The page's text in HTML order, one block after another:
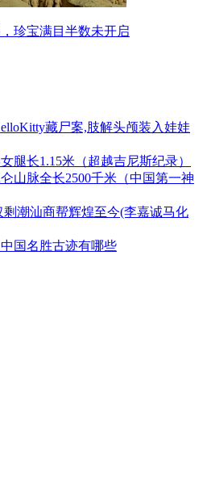
珍宝满目半数未开启
藏尸案,肢解头颅装入娃娃
腿长1.15米（超越吉尼斯纪录）
山脉全长2500千米（中国第一神
潮汕商帮辉煌至今(李嘉诚马化
国名胜古迹有哪些